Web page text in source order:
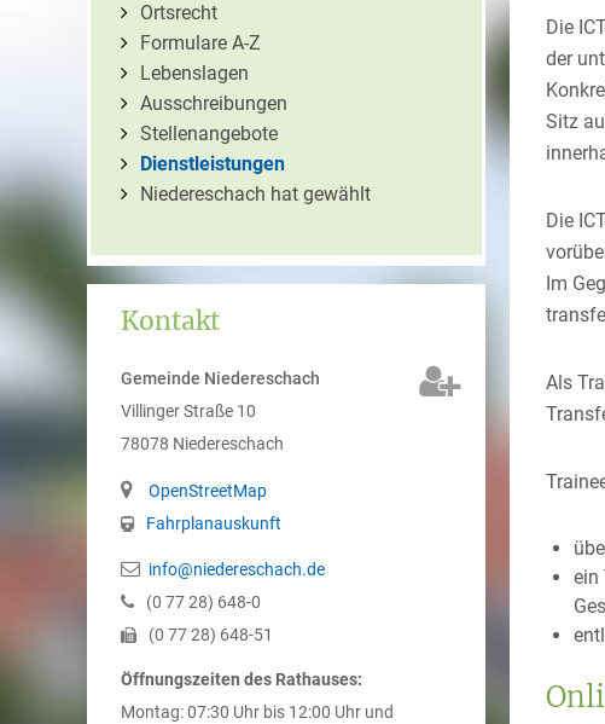
Ortsrecht
Formulare A-Z
Lebenslagen
Ausschreibungen
Stellenangebote
Dienstleistungen
Niedereschach hat gewählt
Kontakt
Gemeinde Niedereschach
Villinger Straße 10
78078 Niedereschach
OpenStreetMap
Fahrplanauskunft
info@niedereschach.de
(0 7728) 648-0
(0 7728) 648-51
Öffnungszeiten des Rathauses:
Montag: 07:30 Uhr bis 12:00 Uhr und
Die
der
Sitz
Die
Im
Als
ein